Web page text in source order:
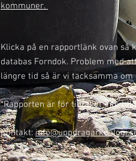
kommuner.
Klicka på en rapportlänk ovan
databas Forndok. Problem med
längre tid så är vi tacksamma
*Rapporten är för tillfället inte
Kontakt: